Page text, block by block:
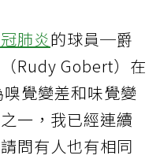
肺炎的球員─爵
Rudy Gobert）在
覺變差和味覺變
一，我已經連續
問有人也有相同